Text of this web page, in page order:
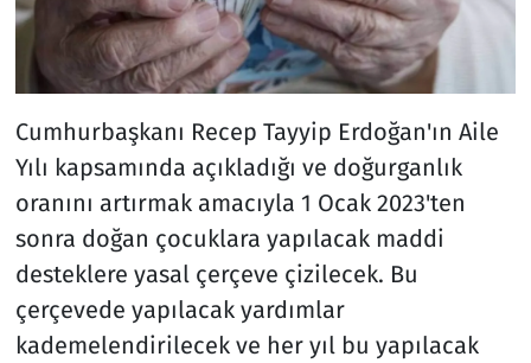
Cumhurbaşkanı Recep Tayyip Erdoğan'ın Aile
Yılı kapsamında açıkladığı ve doğurganlık
oranını artırmak amacıyla 1 Ocak 2023'ten
sonra doğan çocuklara yapılacak maddi
desteklere yasal çerçeve çizilecek. Bu
çerçevede yapılacak yardımlar
kademelendirilecek ve her yıl bu yapılacak